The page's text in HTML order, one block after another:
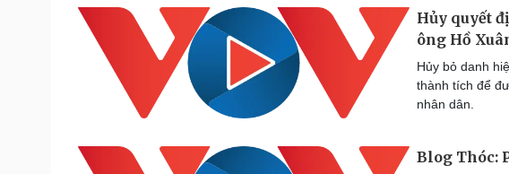
Hủy quyết
ông Hồ
Hủy bỏ danh
thành tích để
nhân dân.
Blog Thóc: